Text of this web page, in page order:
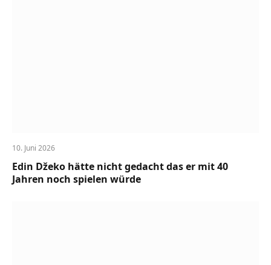
10. Juni 2026
Edin Džeko hätte nicht gedacht das er mit 40
Jahren noch spielen würde